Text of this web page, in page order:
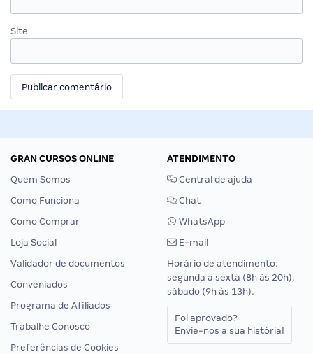
Site
GRAN CURSOS ONLINE
Quem Somos
Como Funciona
Como Comprar
Loja Social
Validador de documentos
Conveniados
Programa de Afiliados
Trabalhe Conosco
Preferências de Cookies
ATENDIMENTO
Central de ajuda
Chat
WhatsApp
E-mail
Horário de atendimento:
segunda a sexta (8h às 20h),
sábado (9h às 13h).
Foi aprovado?
Envie-nos a sua história!